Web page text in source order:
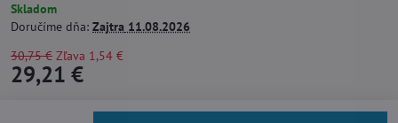
Skladom
Doručíme dňa: Zajtra 11.08.2026
30,75 € Zľava 1,54 €
29,21 €